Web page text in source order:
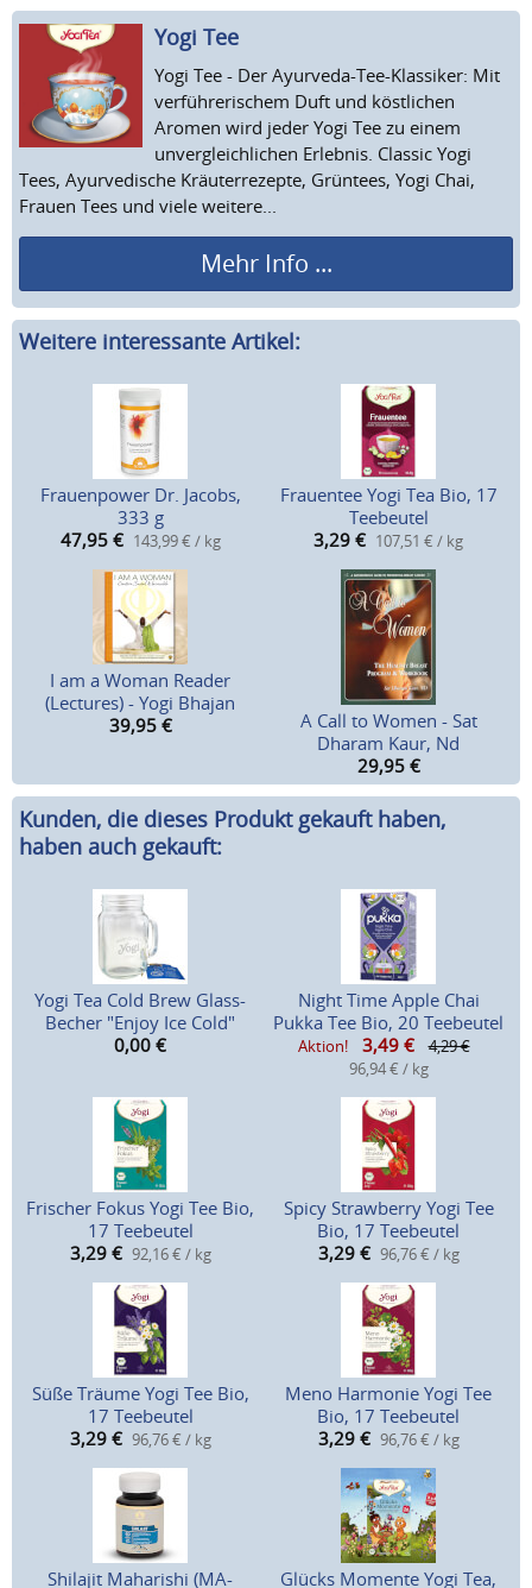
Yogi Tee
Yogi Tee - Der Ayurveda-Tee-Klassiker: Mit
verführerischem Duft und köstlichen
Aromen wird jeder Yogi Tee zu einem
unvergleichlichen Erlebnis. Classic Yogi
Tees, Ayurvedische Kräuterrezepte, Grüntees, Yogi Chai,
Frauen Tees und viele weitere...
Mehr Info ...
Weitere interessante Artikel:
Frauenpower Dr. Jacobs,
333 g
47,95 € 143,99 € / kg
Frauentee Yogi Tea Bio, 17
Teebeutel
3,29 € 107,51 € / kg
I am a Woman Reader
(Lectures) - Yogi Bhajan
39,95 €
A Call to Women - Sat
Dharam Kaur, Nd
29,95 €
Kunden, die dieses Produkt gekauft haben,
haben auch gekauft:
Yogi Tea Cold Brew Glass-
Becher "Enjoy Ice Cold"
0,00 €
Night Time Apple Chai
Pukka Tee Bio, 20 Teebeutel
Aktion! 3,49 €
4,29 €
96,94 € / kg
Frischer Fokus Yogi Tee Bio,
17 Teebeutel
3,29 € 92,16 € / kg
Spicy Strawberry Yogi Tee
Bio, 17 Teebeutel
3,29 € 96,76 € / kg
Süße Träume Yogi Tee Bio,
17 Teebeutel
3,29 € 96,76 € / kg
Meno Harmonie Yogi Tee
Bio, 17 Teebeutel
3,29 € 96,76 € / kg
Shilajit Maharishi (MA- Glücks Momente Yogi Tea,